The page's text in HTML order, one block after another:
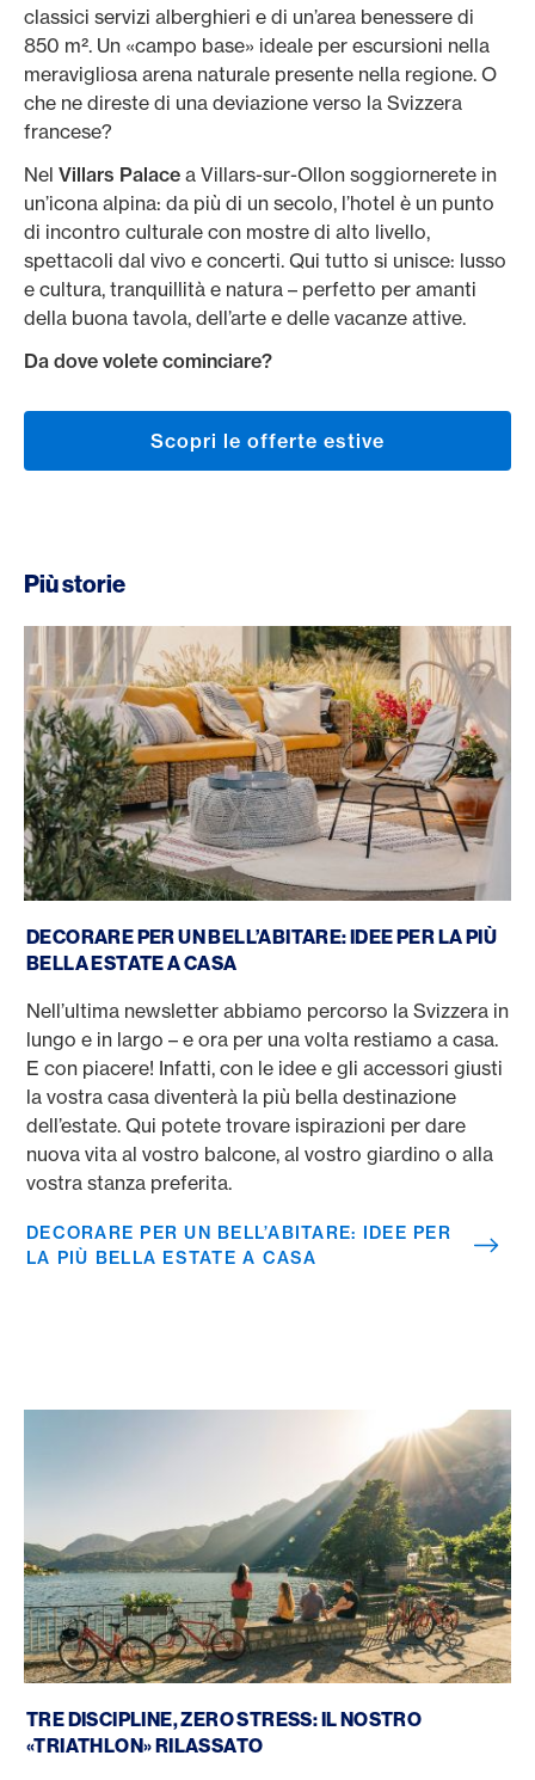
classici servizi alberghieri e di un’area benessere di
850 m². Un «campo base» ideale per escursioni nella
meravigliosa arena naturale presente nella regione. O
che ne direste di una deviazione verso la Svizzera
francese?
Nel Villars Palace a Villars-sur-Ollon soggiornerete in
un’icona alpina: da più di un secolo, l’hotel è un punto
di incontro culturale con mostre di alto livello,
spettacoli dal vivo e concerti. Qui tutto si unisce: lusso
e cultura, tranquillità e natura – perfetto per amanti
della buona tavola, dell’arte e delle vacanze attive.
Da dove volete cominciare?
Scopri le offerte estive
Più storie
DECORARE PER UN BELL’ABITARE: IDEE PER LA PIÙ
BELLA ESTATE A CASA
Nell’ultima newsletter abbiamo percorso la Svizzera in
lungo e in largo – e ora per una volta restiamo a casa.
E con piacere! Infatti, con le idee e gli accessori giusti
la vostra casa diventerà la più bella destinazione
dell’estate. Qui potete trovare ispirazioni per dare
nuova vita al vostro balcone, al vostro giardino o alla
vostra stanza preferita.
DECORARE PER UN BELL’ABITARE: IDEE PER
LA PIÙ BELLA ESTATE A CASA
TRE DISCIPLINE, ZERO STRESS: IL NOSTRO
«TRIATHLON» RILASSATO